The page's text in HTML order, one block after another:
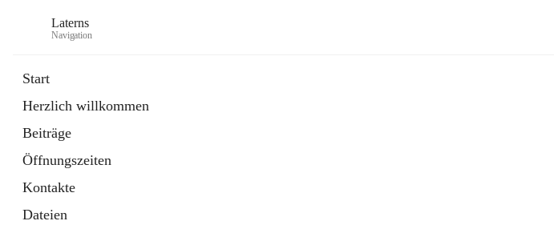
Laterns
Navigation
Start
Herzlich willkommen
Beiträge
Öffnungszeiten
Kontakte
Dateien